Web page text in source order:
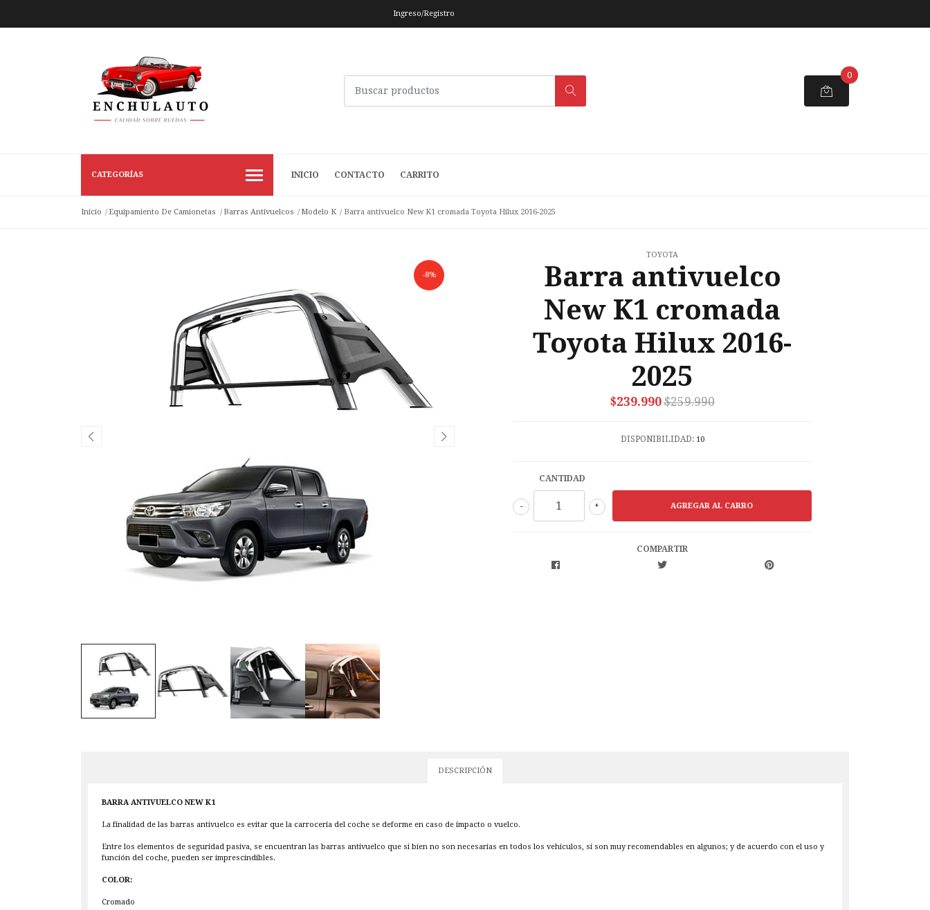
Ingreso/Registro
0
CATEGORÍAS INICIO CONTACTO CARRITO
Inicio Equipamiento De Camionetas Barras Antivuelcos Modelo K Barra antivuelco New K1 cromada Toyota Hilux 2016-2025
-8%
TOYOTA
Barra antivuelco
New K1 cromada
Toyota Hilux 2016-
2025
$239.990$259.990
DISPONIBILIDAD: 10
CANTIDAD
+
-
COMPARTIR
DESCRIPCIÓN
BARRA ANTIVUELCO NEW K1
La finalidad de las barras antivuelco es evitar que la carroceria del coche se deforme en caso de impacto o vuelco.
Entre los elementos de seguridad pasiva, se encuentran las barras antivuelco que si bien no son necesarias en todos los vehiculos, si son muy recomendables en algunos; y de acuerdo con el uso y
función del coche, pueden ser imprescindibles.
COLOR:
Cromado